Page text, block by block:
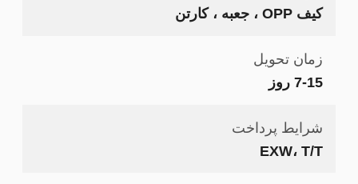
کیف OPP ، جعبه ، کارتن
زمان تحویل
7-15 روز
شرایط پرداخت
EXW، T/T